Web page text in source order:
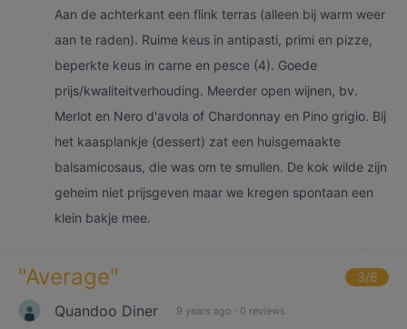
Aan de achterkant een flink terras (alleen bij warm weer
aan te raden). Ruime keus in antipasti, primi en pizze,
beperkte keus in carne en pesce (4). Goede
prijs/kwaliteitverhouding. Meerder open wijnen, bv.
Merlot en Nero d'avola of Chardonnay en Pino grigio. Bij
het kaasplankje (dessert) zat een huisgemaakte
balsamicosaus, die was om te smullen. De kok wilde zijn
geheim niet prijsgeven maar we kregen spontaan een
klein bakje mee.
"Average" 3/6
Quandoo Diner 9 years ago · 0 reviews